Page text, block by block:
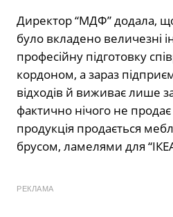
Директор “МДФ” додала,
було вкладено величезні
професійну підготовку
кордоном, а зараз
відходів й виживає лише
фактично нічого не
продукція продається
брусом, ламелями для
РЕКЛАМА